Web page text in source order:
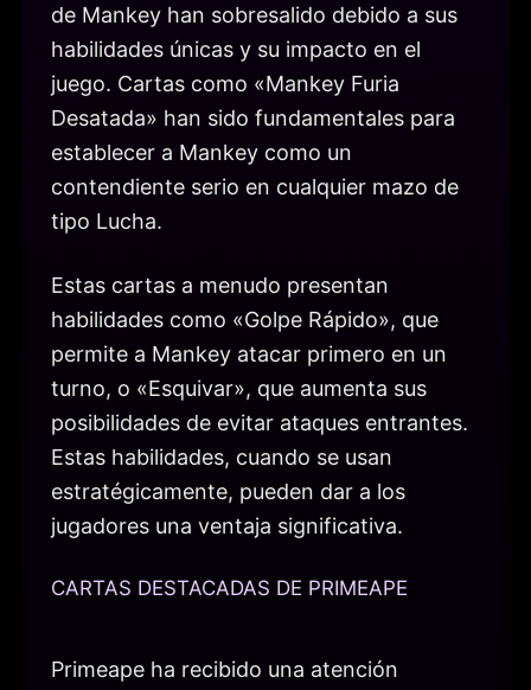
de Mankey han sobresalido debido a sus
habilidades únicas y su impacto en el
juego. Cartas como «Mankey Furia
Desatada» han sido fundamentales para
establecer a Mankey como un
contendiente serio en cualquier mazo de
tipo Lucha.
Estas cartas a menudo presentan
habilidades como «Golpe Rápido», que
permite a Mankey atacar primero en un
turno, o «Esquivar», que aumenta sus
posibilidades de evitar ataques entrantes.
Estas habilidades, cuando se usan
estratégicamente, pueden dar a los
jugadores una ventaja significativa.
CARTAS DESTACADAS DE PRIMEAPE
Primeape ha recibido una atención